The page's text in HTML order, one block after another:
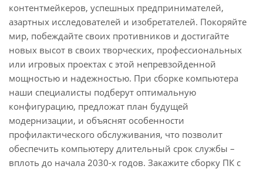
контентмейкеров, успешных предпринимателей,
азартных исследователей и изобретателей. Покоряйте
мир, побеждайте своих противников и достигайте
новых высот в своих творческих, профессиональных
или игровых проектах с этой непревзойденной
мощностью и надежностью. При сборке компьютера
наши специалисты подберут оптимальную
конфигурацию, предложат план будущей
модернизации, и объяснят особенности
профилактического обслуживания, что позволит
обеспечить компьютеру длительный срок службы –
вплоть до начала 2030-х годов. Закажите сборку ПК с